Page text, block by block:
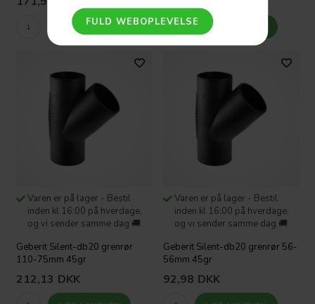
Varen er på lager - Bestil
inden kl 16:00 på hverdage,
og vi sender samme dag 🚚
Geberit Silent-db20 grenrør
110-75mm 45gr
212,13 DKK
Varen er på lager - Bestil
inden kl 16:00 på hverdage,
og vi sender samme dag 🚚
Geberit Silent-db20 grenrør 56-
56mm 45gr
92,98 DKK